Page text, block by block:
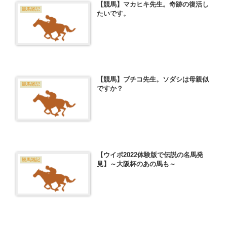
競馬雑記
【競馬】マカヒキ先生。奇跡の復活し
たいです。
競馬雑記
【競馬】ブチコ先生。ソダシは母親似
ですか？
競馬雑記
【ウイポ2022体験版で伝説の名馬発
見】～大阪杯のあの馬も～